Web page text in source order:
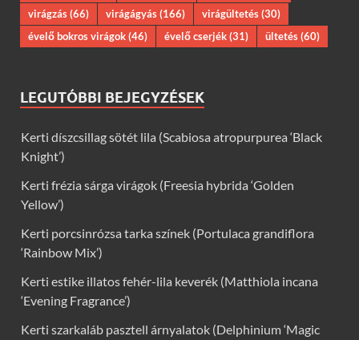
virágzás(66) virágágyás(166) virágültetés(30)
évelő bokros virágok(46) évelő cserjék(31) ültetés(60)
LEGUTÓBBI BEJEGYZÉSEK
Kerti díszcsillag sötét lila (Scabiosa atropurpurea ‘Black
Knight’)
Kerti frézia sárga virágok (Freesia hybrida ‘Golden
Yellow’)
Kerti porcsinrózsa tarka színek (Portulaca grandiflora
‘Rainbow Mix’)
Kerti estike illatos fehér-lila keverék (Matthiola incana
‘Evening Fragrance’)
Kerti szarkaláb pasztell árnyalatok (Delphinium ‘Magic